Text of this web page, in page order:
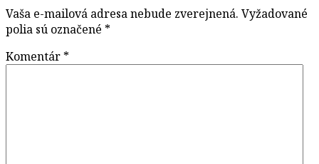
Vaša e-mailová adresa nebude zverejnená. Vyžadované
polia sú označené *
Komentár *